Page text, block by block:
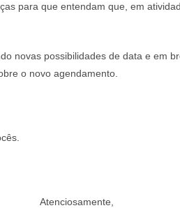
para que entendam que, em
novas possibilidades de data e em
o novo agendamento.
Atenciosamente,